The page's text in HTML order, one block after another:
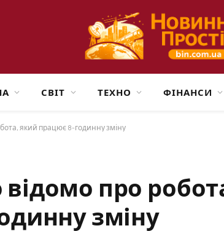
СВІТ ТЕХНО ФІНАНСИ
який працює 8-годинну зміну
відомо про
зміну